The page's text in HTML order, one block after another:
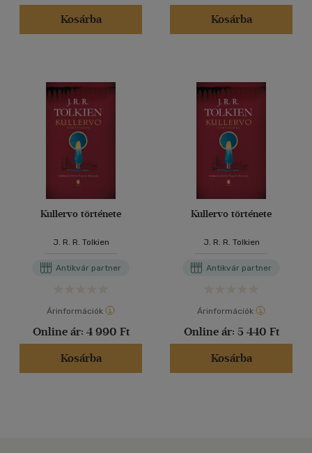
Kosárba
Kosárba
Kullervo története
J. R. R. Tolkien
Antikvár partner
Árinformációk
Online ár: 4 990 Ft
Kosárba
Kullervo története
J. R. R. Tolkien
Antikvár partner
Árinformációk
Online ár: 5 440 Ft
Kosárba